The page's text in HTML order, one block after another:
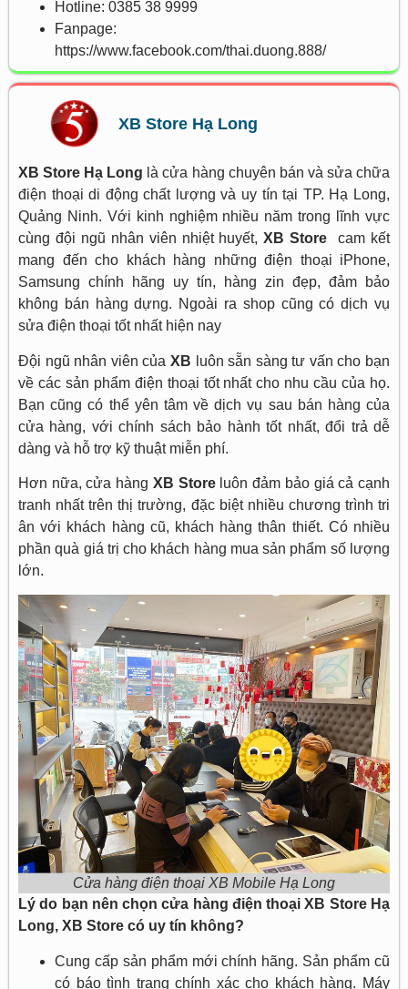
Hotline: 0385 38 9999
Fanpage:
https://www.facebook.com/thai.duong.888/
XB Store Hạ Long
XB Store Hạ Long là cửa hàng chuyên bán và sửa chữa
điện thoại di động chất lượng và uy tín tại TP. Hạ Long,
Quảng Ninh. Với kinh nghiệm nhiều năm trong lĩnh vực
cùng đội ngũ nhân viên nhiệt huyết,XB Store
cam kết
mang đến cho khách hàng những điện thoại iPhone,
Samsung chính hãng uy tín, hàng zin đẹp, đảm bảo
không bán hàng dựng. Ngoài ra shop cũng có dịch vụ
sửa điện thoại tốt nhất hiện nay
Đội ngũ nhân viên của XB luôn sẵn sàng tư vấn cho bạn
về các sản phẩm điện thoại tốt nhất cho nhu cầu của họ.
Bạn cũng có thể yên tâm về dịch vụ sau bán hàng của
cửa hàng, với chính sách bảo hành tốt nhất, đổi trả dễ
dàng và hỗ trợ kỹ thuật miễn phí.
Hơn nữa, cửa hàng XB Store luôn đảm bảo giá cả cạnh
tranh nhất trên thị trường, đặc biệt nhiều chương trình tri
ân với khách hàng cũ, khách hàng thân thiết. Có nhiều
phần quà giá trị cho khách hàng mua sản phẩm số lượng
lớn.
Cửa hàng điện thoại XB Mobile Hạ Long
Lý do bạn nên chọn cửa hàng điện thoại XB Store Hạ
Long, XB Store có uy tín không?
Cung cấp sản phẩm mới chính hãng. Sản phẩm cũ
có báo tình trạng chính xác cho khách hàng. Máy